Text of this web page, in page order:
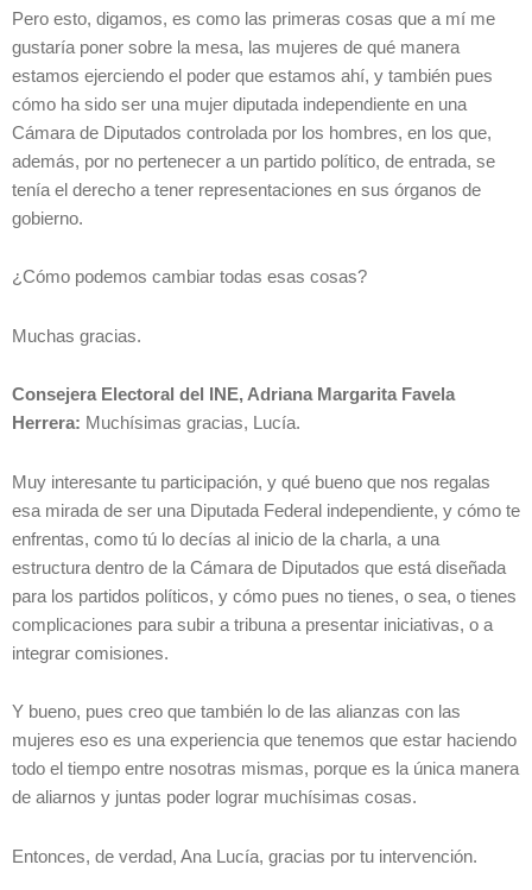
Pero esto, digamos, es como las primeras cosas que a mí me
gustaría poner sobre la mesa, las mujeres de qué manera
estamos ejerciendo el poder que estamos ahí, y también pues
cómo ha sido ser una mujer diputada independiente en una
Cámara de Diputados controlada por los hombres, en los que,
además, por no pertenecer a un partido político, de entrada, se
tenía el derecho a tener representaciones en sus órganos de
gobierno.
¿Cómo podemos cambiar todas esas cosas?
Muchas gracias.
Consejera Electoral del INE, Adriana Margarita Favela
Herrera: Muchísimas gracias, Lucía.
Muy interesante tu participación, y qué bueno que nos regalas
esa mirada de ser una Diputada Federal independiente, y cómo te
enfrentas, como tú lo decías al inicio de la charla, a una
estructura dentro de la Cámara de Diputados que está diseñada
para los partidos políticos, y cómo pues no tienes, o sea, o tienes
complicaciones para subir a tribuna a presentar iniciativas, o a
integrar comisiones.
Y bueno, pues creo que también lo de las alianzas con las
mujeres eso es una experiencia que tenemos que estar haciendo
todo el tiempo entre nosotras mismas, porque es la única manera
de aliarnos y juntas poder lograr muchísimas cosas.
Entonces, de verdad, Ana Lucía, gracias por tu intervención.